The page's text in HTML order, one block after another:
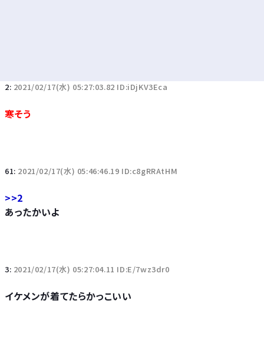
2: 2021/02/17(水) 05:27:03.82 ID:iDjKV3Eca
寒そう
61: 2021/02/17(水) 05:46:46.19 ID:c8gRRAtHM
>>2
あったかいよ
3: 2021/02/17(水) 05:27:04.11 ID:E/7wz3dr0
イケメンが着てたらかっこいい